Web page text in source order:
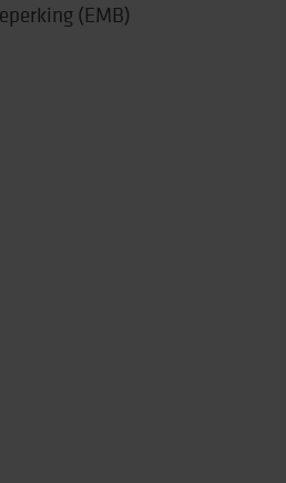
(EMB)